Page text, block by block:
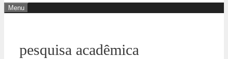
Menu
pesquisa acadêmica